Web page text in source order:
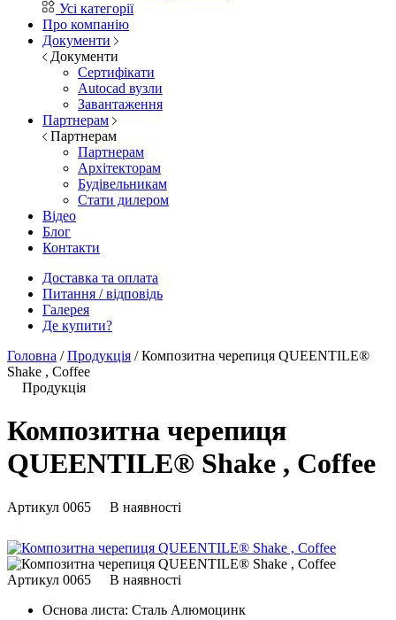
Усі категорії
Про компанію
Документи
Документи
Сертифікати
Autocad вузли
Завантаження
Партнерам
Партнерам
Партнерам
Архітекторам
Будівельникам
Стати дилером
Відео
Блог
Контакти
Доставка та оплата
Питання / відповідь
Галерея
Де купити?
Головна / Продукція / Композитна черепиця QUEENTILE®
Shake , Coffee
Продукція
Композитна черепиця
QUEENTILE® Shake , Coffee
Артикул 0065 В наявності
Артикул 0065
В наявності
Основа листа: Сталь Алюмоцинк